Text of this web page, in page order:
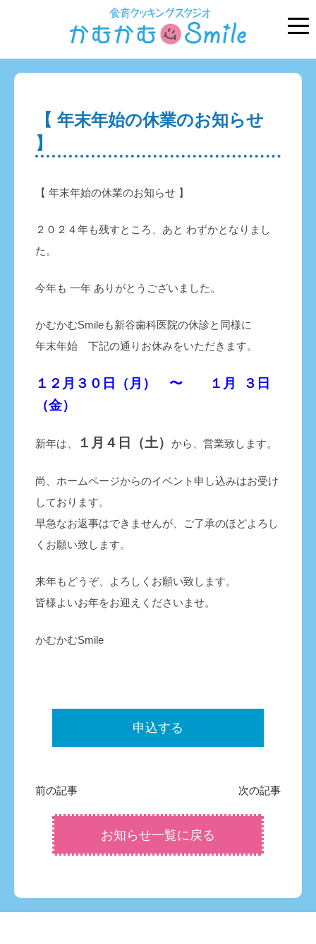
【 年末年始の休業のお知らせ
】
【 年末年始の休業のお知らせ 】
２０２４年も残すところ、あと わずかとなりまし
た。
今年も 一年 ありがとうございました。
かむかむSmileも新谷歯科医院の休診と同様に
年末年始 下記の通りお休みをいただきます。
１２月３０日（月） 〜 １月 ３日
（金）
新年は、 １月４日（土） から、営業致します。
尚、ホームページからのイベント申し込みはお受け
しております。
早急なお返事はできませんが、ご了承のほどよろし
くお願い致します。
来年もどうぞ、よろしくお願い致します。
皆様よいお年をお迎えくださいませ。
かむかむSmile
申込する
前の記事 次の記事
お知らせ一覧に戻る